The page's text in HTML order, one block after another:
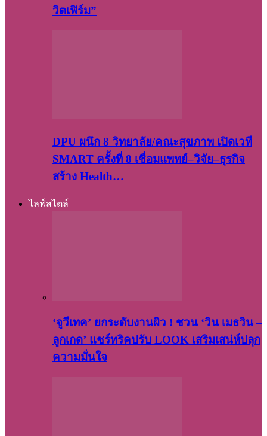
วิตเฟิร์ม”
DPU ผนึก 8 วิทยาลัย/คณะสุขภาพ เปิดเวที
SMART ครั้งที่ 8 เชื่อมแพทย์–วิจัย–ธุรกิจ
สร้าง Health…
ไลฟ์สไตล์
‘จูวีเทค’ ยกระดับงานผิว ! ชวน ‘วิน เมธวิน –
ลูกเกด’ แชร์ทริคปรับ LOOK เสริมเสน่ห์ปลุก
ความมั่นใจ